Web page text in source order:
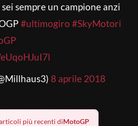
sei sempre un campione anzi
#ultimogiro #SkyMotori
8 aprile 2018
più recenti diMotoGP